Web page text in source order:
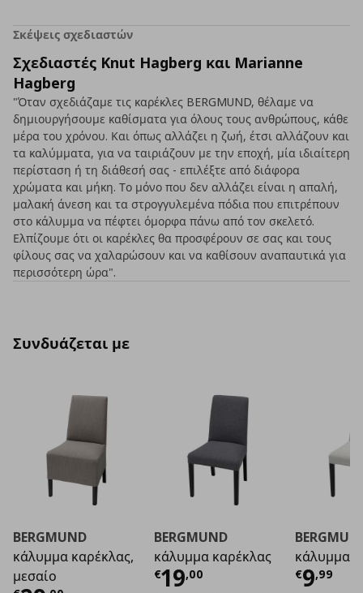
Σκέψεις σχεδιαστών
Σχεδιαστές Knut Hagberg και Marianne
Hagberg
"Όταν σχεδιάζαμε τις καρέκλες BERGMUND, θέλαμε να
δημιουργήσουμε καθίσματα για όλους τους ανθρώπους, κάθε
μέρα του χρόνου. Και όπως αλλάζει η ζωή, έτσι αλλάζουν και
τα καλύμματα, για να ταιριάζουν με την εποχή, μία ιδιαίτερη
περίσταση ή τη διάθεσή σας - επιλέξτε από διάφορα
χρώματα και μήκη. Το μόνο που δεν αλλάζει είναι η απαλή,
μαλακή άνεση και τα στρογγυλεμένα πόδια που επιτρέπουν
στο κάλυμμα να πέφτει όμορφα πάνω από τον σκελετό.
Ελπίζουμε ότι οι καρέκλες θα προσφέρουν σε σας και τους
φίλους σας να χαλαρώσουν και να καθίσουν αναπαυτικά για
περισσότερη ώρα".
Συνδυάζεται με
BERGMUND
κάλυμμα καρέκλας,
μεσαίο
BERGMUND
κάλυμμα καρέκλας
€19,00
Τρέχουσα τιμή€
κάλυμμα
€9,99